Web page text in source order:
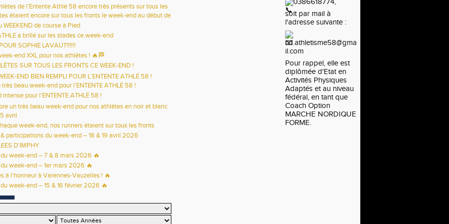
de l'Entente Athlé 58 encore très présents sur tous les
week-end ! 🏃‍♂️
étaient encore sur tous les fronts le week-end au début de
! 💙💛
WEEKEND de course à Pied
a brillé sur les stades ce week-end
SOPHIE LAVAUT!!!!!!
end XXL pour nos athlètes ! 🔥🏁
SUR TOUS LES FRONTS CE WEEK-END !
END BIEN REMPLI POUR L’ENTENTE ATHLÉ 58 !
très beau week-end pour l’ENTENTE ATHLÉ 58 !
pour l’ENTENTE ATHLÉ 58 !
un très beau week-end pour nos athlètes en noir et blanc
avril
week-end, nos runners étaient sur tous les fronts
participations du week-end – 18 & 19 avril 2026
D'IMPHY
week-end – 7 & 8 mars 2026 🔥
week-end – 1er mars 2026 🔥
à l’honneur à Varennes-Vauzelles ! 🔥
week-end – 15 & 16 février 2026 🔥
soit par mail à
l'adresse suivante :
cd.athletisme58@gma
il.com
Pour rappel, elle est
diplômée d'Etat en
Activités Physiques
Adaptés et au niveau
fédéral, en tant que
Coach Option
MARCHE NORDIQUE
FORME.